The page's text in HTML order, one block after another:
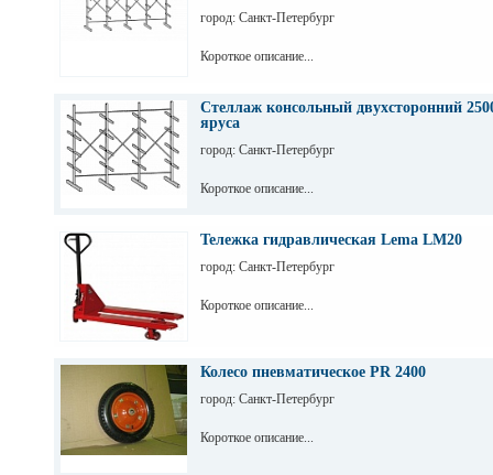
город: Санкт-Петербург
Короткое описание...
Стеллаж консольный двухсторонний
яруса
город: Санкт-Петербург
Короткое описание...
Тележка гидравлическая Lema LM20
город: Санкт-Петербург
Короткое описание...
Колесо пневматическое PR 2400
город: Санкт-Петербург
Короткое описание...